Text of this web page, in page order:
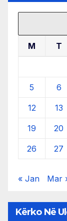
M T
5 6
12 13
19 20
26 27
« Jan Mar
Kërko Në